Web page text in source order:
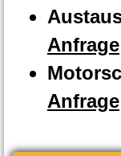
Anfrage
Anfrage